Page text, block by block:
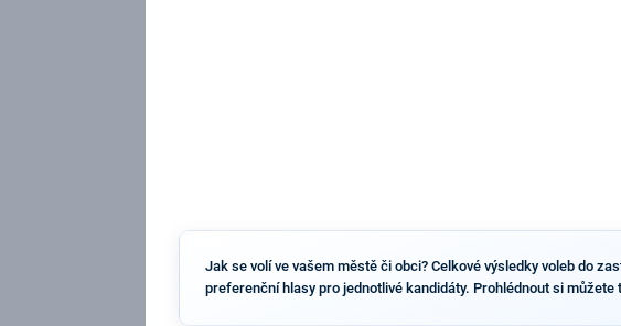
Jak se volí ve vašem městě či obci? Celkové výsledky voleb do
preferenční hlasy pro jednotlivé kandidáty. Prohlédnout si